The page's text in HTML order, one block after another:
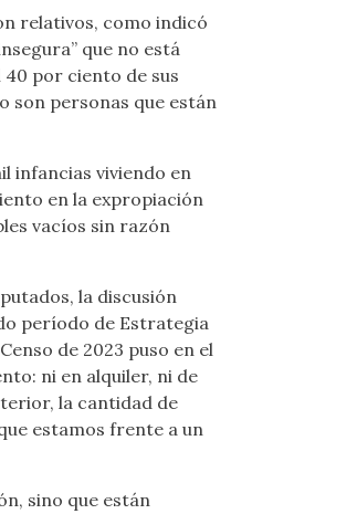
relativos, como indicó
que no está
40 por ciento de sus
son personas que están
infancias viviendo en
en la expropiación
vacíos sin razón
la discusión
período de Estrategia
de 2023 puso en el
ni en alquiler, ni de
la cantidad de
estamos frente a un
sino que están